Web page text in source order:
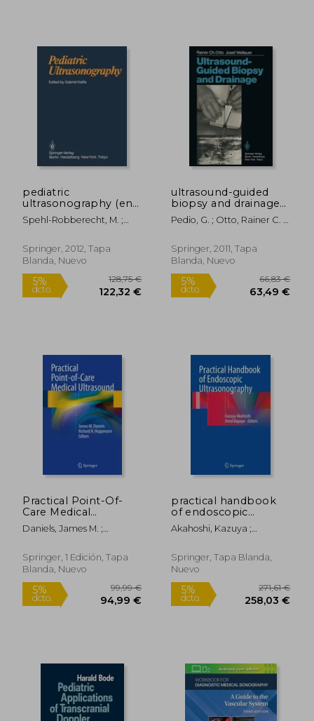
5% 126,16 € 5%
pediatric
ultrasonography (en
Inglés)
Spehl-Robberecht, M. ;
Springer, 2012, Tapa
Blanda, Nuevo
5%
ultrasound-guided
biopsy and drainage
(en Inglés)
Pedio, G. ; Otto, Rainer C. ;
Springer, 2011, Tapa
Blanda, Nuevo
5%
Practical Point-Of-
Care Medical
Ultrasound (en Inglés)
Daniels, James M. ;
Springer, 1 Edición, Tapa
Blanda, Nuevo
practical handbook
of endoscopic
ultrasonography (en
Inglés)
Akahoshi, Kazuya ;
Springer, Tapa Blanda,
Nuevo